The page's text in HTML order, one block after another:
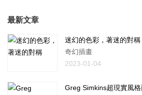
最新文章
迷幻的色彩，著迷的對稱
奇幻插畫
2023-01-04
Greg Simkins超現實風